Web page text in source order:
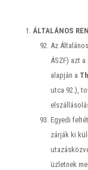
ÁLTALÁNOS
Az
ÁSZF) azt
alapján a
utca 92.),
Egyedi
zárják ki
üzletnek